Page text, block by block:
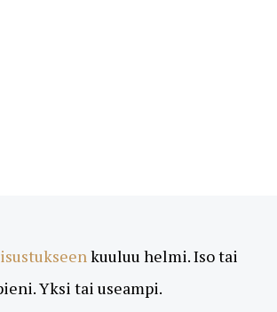
kuuluu helmi. Iso tai
Yksi tai useampi.